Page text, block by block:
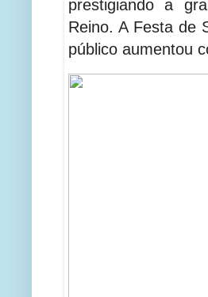
prestigiando a
Reino. A Festa de
público aumentou